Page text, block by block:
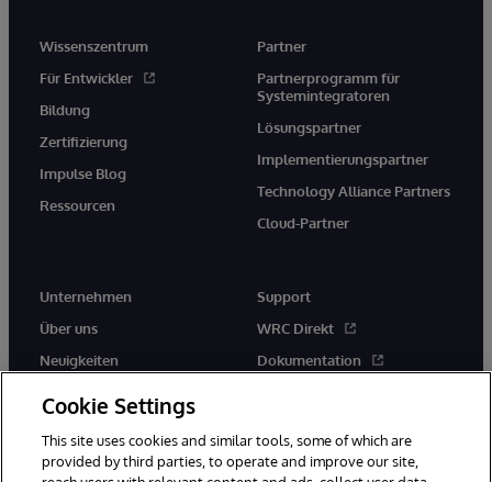
Wissenszentrum
Für Entwickler
Bildung
Zertifizierung
Impulse Blog
Ressourcen
Partner
Partnerprogramm für
Systemintegratoren
Lösungspartner
Implementierungspartner
Technology Alliance Partners
Cloud-Partner
Unternehmen
Über uns
Neuigkeiten
Support
WRC Direkt
Dokumentation
Cookie Settings
This site uses cookies and similar tools, some of which are
provided by third parties, to operate and improve our site,